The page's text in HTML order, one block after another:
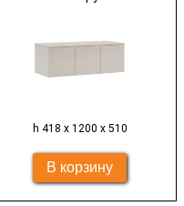
h 418 х 1200 х 510